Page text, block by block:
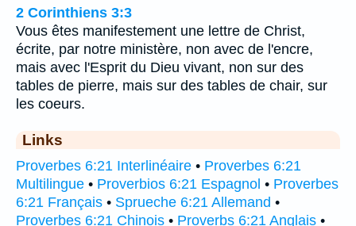
2 Corinthiens 3:3
Vous êtes manifestement une lettre de Christ,
écrite, par notre ministère, non avec de l'encre,
mais avec l'Esprit du Dieu vivant, non sur des
tables de pierre, mais sur des tables de chair, sur
les coeurs.
Links
Proverbes 6:21 Interlinéaire • Proverbes 6:21
Multilingue • Proverbios 6:21 Espagnol • Proverbes
6:21 Français • Sprueche 6:21 Allemand •
Proverbes 6:21 Chinois • Proverbs 6:21 Anglais •